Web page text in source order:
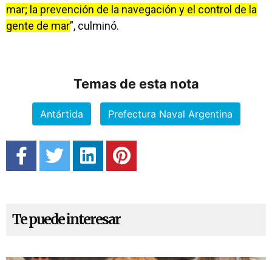
mar; la prevención de la navegación y el control de la
gente de mar”, culminó.
Temas de esta nota
Antártida Prefectura Naval Argentina
Te puede interesar